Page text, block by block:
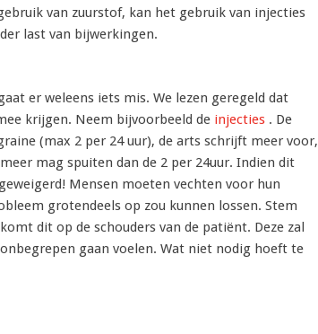
van zuurstof, kan het gebruik van injecties
last van bijwerkingen.
er weleens iets mis. We lezen geregeld dat
krijgen. Neem bijvoorbeeld de injecties . De
(max 2 per 24 uur), de arts schrijft meer voor,
mag spuiten dan de 2 per 24uur. Indien dit
Mensen moeten vechten voor hun
grotendeels op zou kunnen lossen. Stem
dit op de schouders van de patiënt. Deze zal
gaan voelen. Wat niet nodig hoeft te